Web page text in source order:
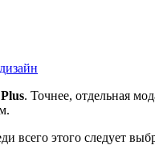
. Точнее, отдельная
этого следует